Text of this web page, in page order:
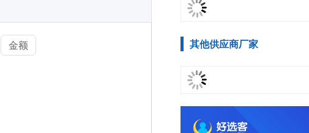
金额 其他供应商厂家